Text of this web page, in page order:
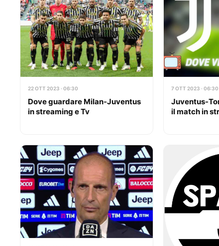
22 OTT 2023 · 06:30
Dove guardare Milan-Juventus
in streaming e Tv
7 OTT 2023 · 06:30
Juventus-
il match in